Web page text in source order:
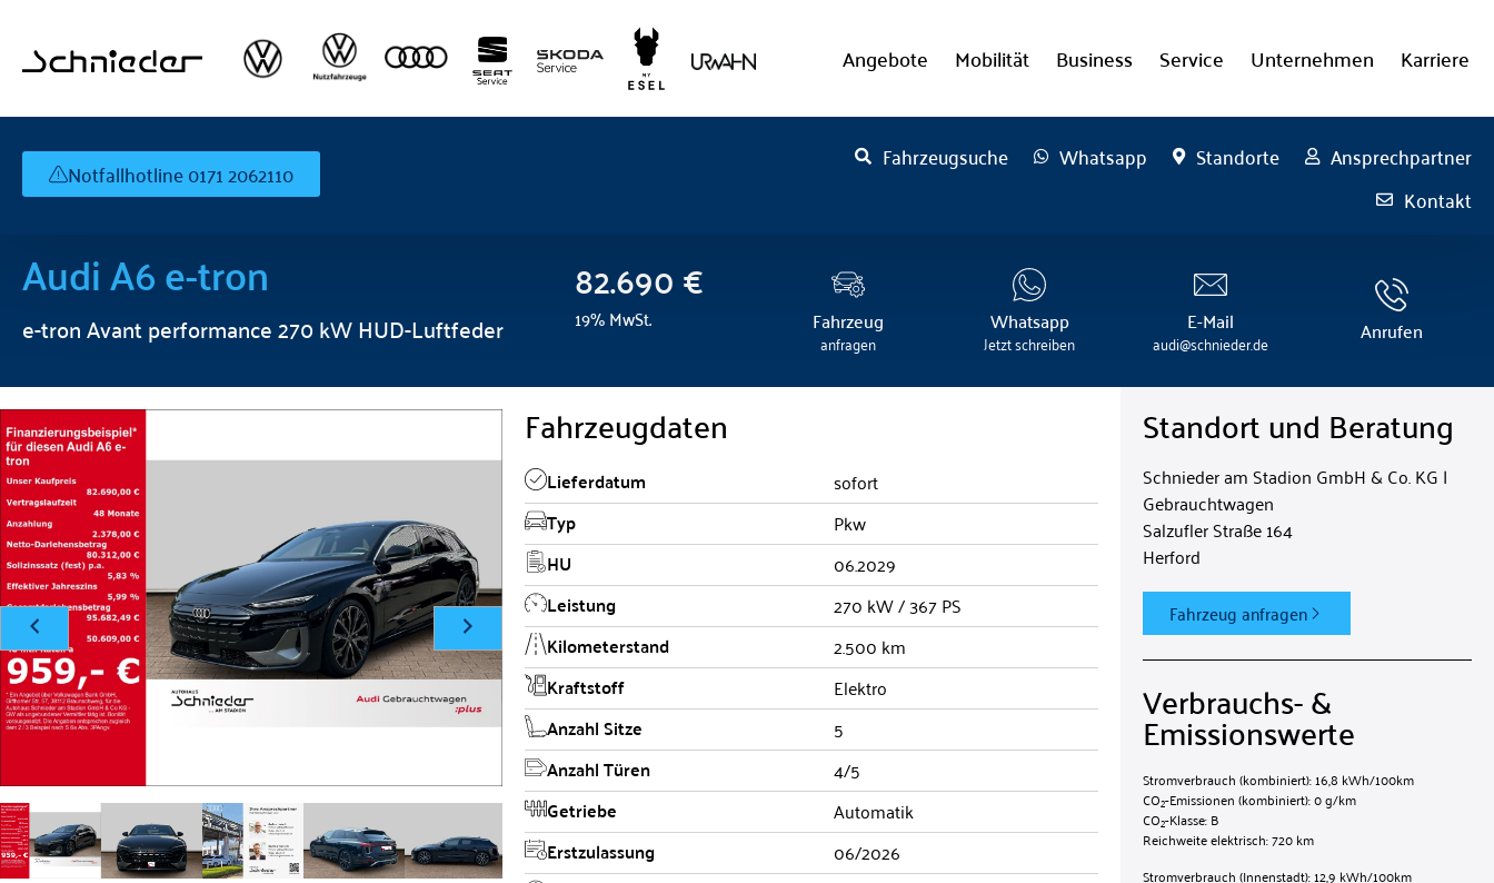
Angebote Mobilität Business Service Unternehmen Karriere
Notfallhotline 0171 2062110 Fahrzeugsuche Whatsapp Standorte
Ansprechpartner
Kontakt
AudiA6 e-tron
e-tron Avant performance 270 kW HUD-Luftfeder
82.690 €
19% MwSt. Fahrzeug
anfragen
Whatsapp
Jetzt schreiben
E-Mail
audi@schnieder.de Anrufen
Fahrzeugdaten
Lieferdatum sofort
Typ Pkw
HU 06.2029
Leistung 270 kW / 367 PS
Kilometerstand 2.500 km
Kraftstoff Elektro
Anzahl Sitze 5
Anzahl Türen 4/5
Getriebe Automatik
Erstzulassung 06/2026
Standort und Beratung
Schnieder am Stadion GmbH & Co. KG |
Gebrauchtwagen
Salzufler Straße 164
Herford
Fahrzeug anfragen
Verbrauchs- &
Emissionswerte​
Stromverbrauch (kombiniert):16,8 kWh/100km
CO2-Emissionen (kombiniert):0 g/km
CO2-Klasse:B
Reichweite elektrisch:720 km
Stromverbrauch (Innenstadt):12,9 kWh/100km